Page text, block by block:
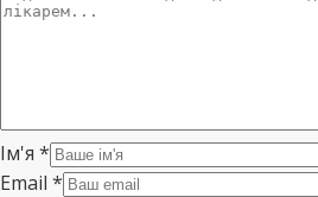
Ім'я *
Email *